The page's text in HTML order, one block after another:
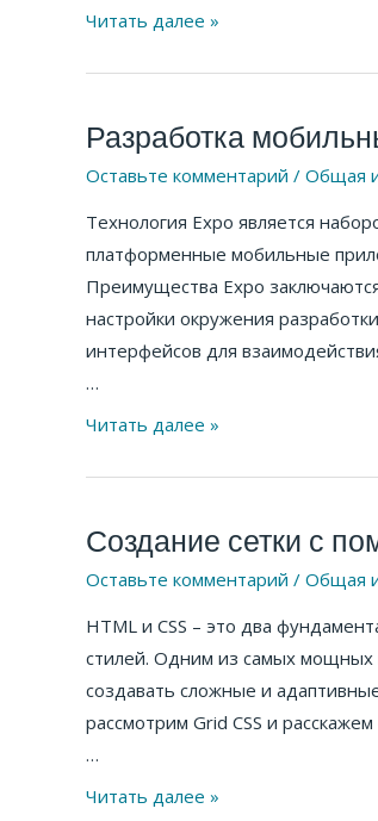
он
Читать далее »
Разработка
Оставьте комментарий / Общая
Технология Expo является
платформенные мобильные
Преимущества Expo
настройки окружения
интерфейсов для
…
Разработка
мобильных
на
React
с
Expo
Читать далее »
Создание сетки с
Оставьте комментарий / Общая
HTML и CSS – это два
стилей. Одним из самых мощных
создавать сложные и
рассмотрим Grid CSS и
…
Создание
сетки
помощью
Grid
CSS
Читать далее »